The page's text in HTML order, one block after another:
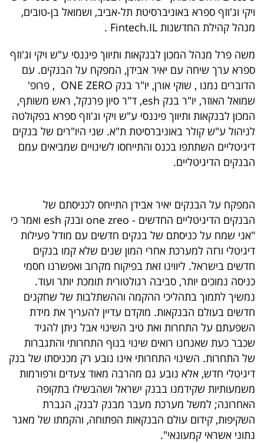
40
UNDER
40
שיתופי
פעולה
ניוזלטרים
מייל
אדום
פרסמו
באייס
עקבו
אחרינו:
ויקי וג'וזף ספרא באוניברסיטת תל-אביב, ושמואל בן-טובים,
מנהל קהילת החדשנות Fintech.IL .
משה פרל מנהל המכון לבנקאות ותיווך פיננסי ע"ש ויקי וג'וזף
ספרא ערך שיחה עם יאיר אבידן, המפקח על הבנקים. עם
הדוברים נמנו , שוקי אורן, יו"ר בנק ONE ZERO , פרופ'
שמואל האוזר, יו"ר בנק esh, ד"ר סיון פרנקל, ראש משותף,
המכון לבנקאות ותיווך פיננסי ע"ש ויקי וג'וזף ספרא בפקולטה
לניהול ע"ש קולר באוניברסיטת ת"א. שני היו"רים של בנקים
דיגיטליים השתתפו בכנס והתייחסו לשינויים שמביאים עמם
הבנקים הדיגיטליים.
המפקח על הבנקים יאיר אבידן התייחס לכניסתם של
הבנקים הדיגיטליים החדשים - one zreo ובנק esh ואמר כי
"אני שמח על כניסתם של בנקים חדשים עם מודל פעילות
דיגיטלי ורזה למערכת אחרי המון שנים שלא קמו בנקים
חדשים בישראל. ליווינו זאת בפיקוח מקרוב ואפשרנו חסמי
כניסה נמוכים יותר, סביבה רגולטורית תומכת יותר ועוד.
נמשיך לתמוך בתהליכי ההקמה וההשתלבות של שחקנים
חדשים בעולם הבנקאות. מוקדם עדיין להעריך את מידת
השפעתם על התחרות ואת טיב השינוי אבל ניתן להגיד
שכבר כעת שאנחנו רואים שינוי בנוף התחרותי והתגברות
של התחרות. השינוי התחרותי אינו נובע רק מכניסתו של בנק
דיגיטלי חדש, אלא נובע גם מהרבה מאוד צעדים ורפורמות
משמעותיות שקידמנו בבנק ישראל ושהבשילו בתקופה
האחרונה; למשל מערכת מעבר מבנק לבנק, הגברת
השקיפות, קידום עולם הבנקאות הפתוחה, והקמתו של מאגר
נתוני אשראי קמעונאי".